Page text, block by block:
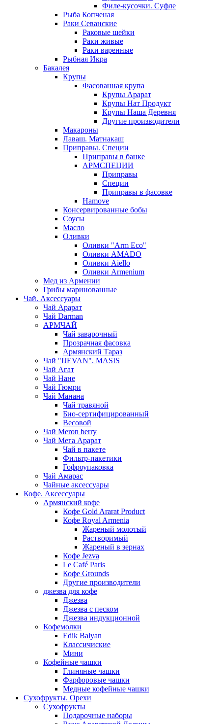
Филе-кусочки. Суфле
Рыба Копченая
Раки Севанские
Раковые шейки
Раки живые
Раки варенные
Рыбная Икра
Бакалея
Крупы
Фасованная крупа
Крупы Арарат
Крупы Нат Продукт
Крупы Наша Деревня
Другие производители
Макароны
Лаваш. Матнакаш
Приправы. Специи
Приправы в банке
АРМСПЕЦИИ
Приправы
Специи
Приправы в фасовке
Hamove
Консервированные бобы
Соусы
Масло
Оливки
Оливки "Arm Eco"
Оливки AMADO
Оливки Aiello
Оливки Armenium
Мед из Армении
Грибы маринованные
Чай. Аксессуары
Чай Арарат
Чай Darman
АРМЧАЙ
Чай заварочный
Прозрачная фасовка
Армянский Тараз
Чай "IJEVAN". MASIS
Чай Агат
Чай Нане
Чай Гюмри
Чай Манана
Чай травяной
Био-сертифицированный
Весовой
Чай Meron berry
Чай Мега Арарат
Чай в пакете
Фильтр-пакетики
Гофроупаковка
Чай Амарас
Чайные аксессуары
Кофе. Аксессуары
Армянский кофе
Кофе Gold Ararat Product
Кофе Royal Armenia
Жареный молотый
Растворимый
Жареный в зернах
Кофе Jezva
Le Café Paris
Кофе Grounds
Другие производители
джезва для кофе
Джезва
Джезва с песком
Джезва индукционной
Кофемолки
Edik Balyan
Классичиские
Мини
Кофейные чашки
Глиняные чашки
Фарфоровые чашки
Медные кофейные чашки
Сухофрукты. Орехи
Сухофрукты
Подарочные наборы